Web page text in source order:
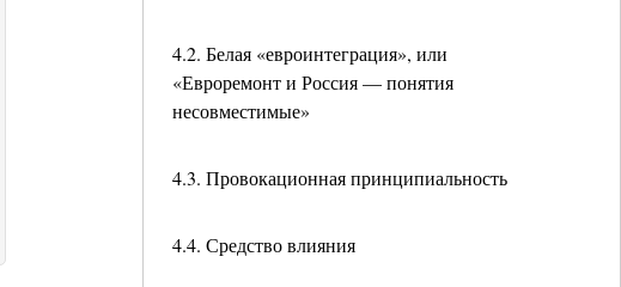
4.2. Белая «евроинтеграция», или
«Евроремонт и Россия — понятия
несовместимые»
4.3. Провокационная принципиальность
4.4. Средство влияния